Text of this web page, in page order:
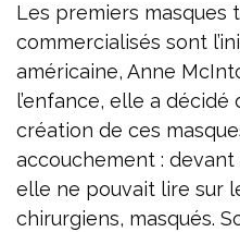
Les premiers masques
commercialisés sont
américaine, Anne
l’enfance, elle a
création de ces
accouchement :
elle ne pouvait lire sur
chirurgiens, masqués.